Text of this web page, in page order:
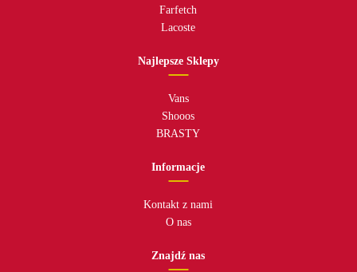
Farfetch
Lacoste
Najlepsze Sklepy
Vans
Shooos
BRASTY
Informacje
Kontakt z nami
O nas
Znajdź nas